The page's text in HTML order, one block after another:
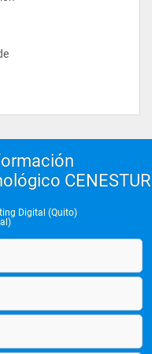
CENESTUR
Digital (Quito)